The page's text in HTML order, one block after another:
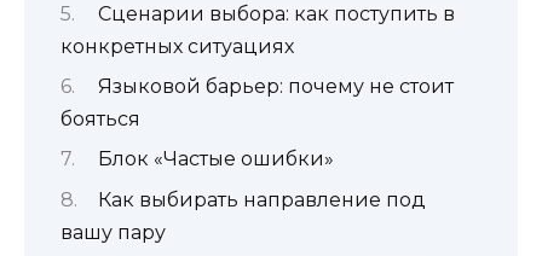
Сценарии выбора: как поступить в
конкретных ситуациях
Языковой барьер: почему не стоит
бояться
Блок «Частые ошибки»
Как выбирать направление под
вашу пару